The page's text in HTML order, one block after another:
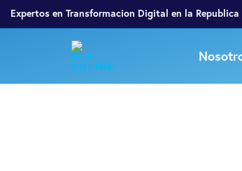
Expertos en Transformacion Digital en la